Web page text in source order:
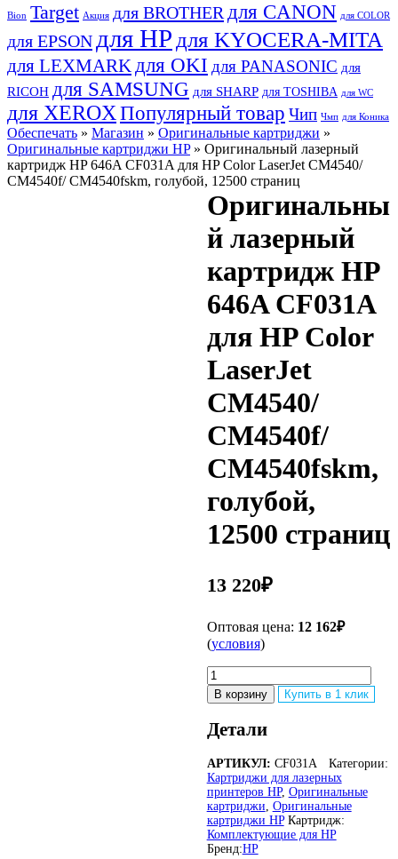
Bion Target Акция для BROTHER для CANON для COLOR
для EPSON для HP для KYOCERA-MITA
для LEXMARK для OKI для PANASONIC для
RICOH для SAMSUNG для SHARP для TOSHIBA для WC
для XEROX Популярный товар Чип Чмп для Коника
Обеспечать » Магазин » Оригинальные картриджи »
Оригинальные картриджи HP» Оригинальный лазерный
картридж HP 646A CF031A для HP Color LaserJet CM4540/
CM4540f/ CM4540fskm, голубой, 12500 страниц
Оригинальны
й лазерный
картридж HP
646A CF031A
для HP Color
LaserJet
CM4540/
CM4540f/
CM4540fskm,
голубой,
12500 страниц
13 220₽
Оптовая цена: 12 162₽
(условия)
Количество
товара
Оригинальный
лазерный
картридж
646A
CF031A
для
HP
Color
LaserJet
В корзину Купить в 1 клик
Детали
АРТИКУЛ: CF031A
Категории:
Картриджи для лазерных
принтеров HP, Оригинальные
картриджи Оригинальные
картриджи HP Картридж:
Комплектующие для HP
Бренд:HP